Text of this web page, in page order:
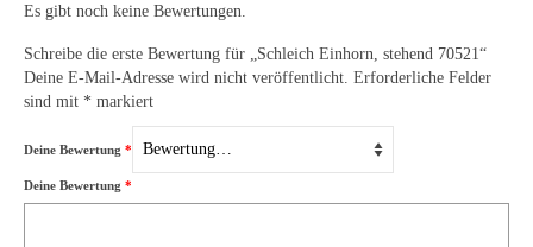
Es gibt noch keine Bewertungen.
Schreibe die erste Bewertung für „Schleich Einhorn, stehend 70521“
Deine E-Mail-Adresse wird nicht veröffentlicht. Erforderliche Felder
sind mit * markiert
Deine Bewertung *
Deine Bewertung *